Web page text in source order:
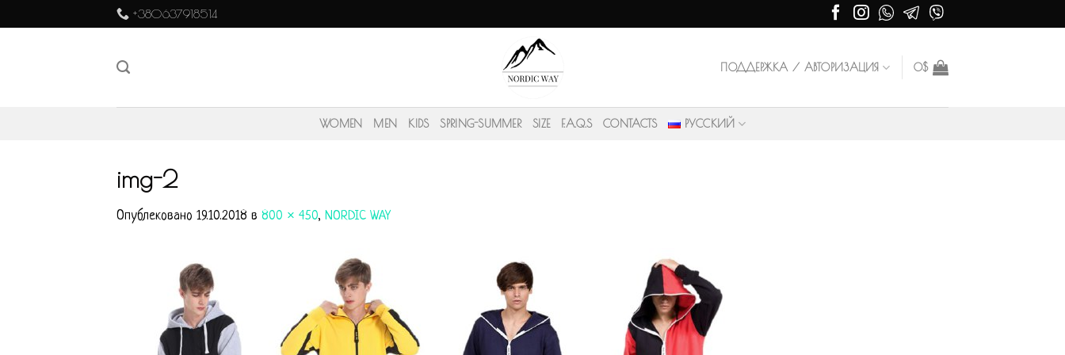
to
+380637918514
ПОДДЕРЖКА / АВТОРИЗАЦИЯ 0$
WOMEN MEN KIDS SPRING-SUMMER SIZE F.A.Q.S CONTACTS РУССКИЙ
img-2
Опублековано 19.10.2018 в 800 × 450, NORDIC WAY